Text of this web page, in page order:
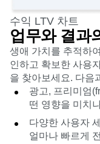
수익 LTV 차트
업무와 결과
생애 가치를 추적하
인하고 확보한 사용
을 찾아보세요. 다음
광고, 프리미엄
떤 영향을 미치
다양한 사용자
얼마나 빠르게